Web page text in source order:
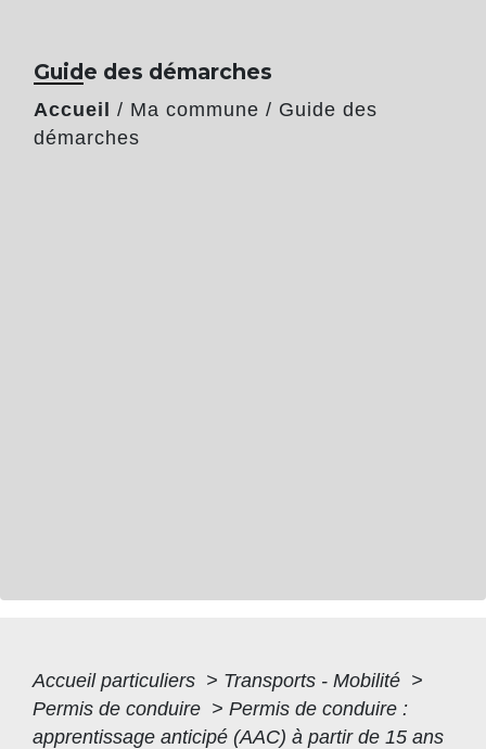
Guide des démarches
Accueil / Ma commune / Guide des
démarches
Accueil particuliers > Transports - Mobilité >
Permis de conduire > Permis de conduire :
apprentissage anticipé (AAC) à partir de 15 ans